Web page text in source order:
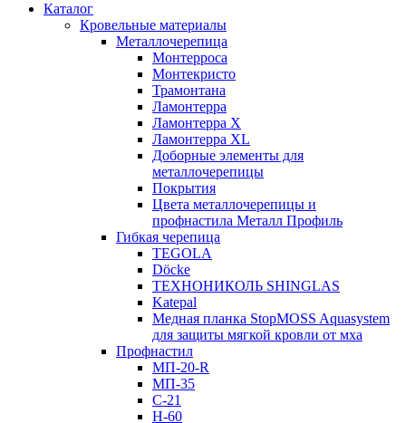
Каталог
Кровельные материалы
Металлочерепица
Монтерроса
Монтекристо
Трамонтана
Ламонтерра
Ламонтерра X
Ламонтерра XL
Доборные элементы для
металлочерепицы
Покрытия
Цвета металлочерепицы и
профнастила Металл Профиль
Гибкая черепица
TEGOLA
Döcke
ТЕХНОНИКОЛЬ SHINGLAS
Katepal
Медная планка StopMOSS Aquasystem
для защиты мягкой кровли от мха
Профнастил
МП-20-R
МП-35
С-21
Н-60